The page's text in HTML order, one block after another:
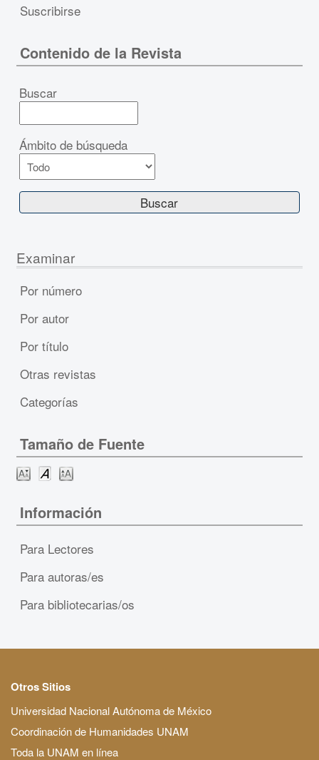
Suscribirse
Contenido de la Revista
Buscar
Ámbito de búsqueda
Examinar
Por número
Por autor
Por título
Otras revistas
Categorías
Tamaño de Fuente
Información
Para Lectores
Para autoras/es
Para bibliotecarias/os
Otros Sitios
Universidad Nacional Autónoma de México
Coordinación de Humanidades UNAM
Toda la UNAM en línea